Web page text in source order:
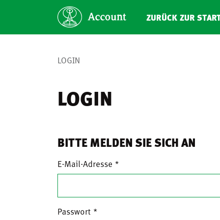
ZURÜCK ZUR
LOGIN
LOGIN
BITTE MELDEN SIE SICH AN
E-Mail-Adresse
Passwort